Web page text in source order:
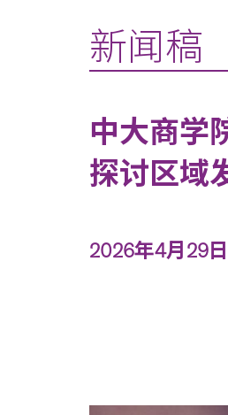
新闻稿
中大商学
探讨区域
2026年4月29日